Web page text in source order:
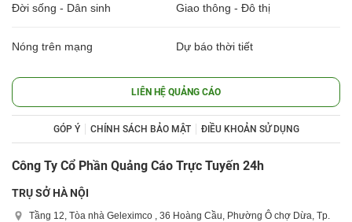
Đời sống - Dân sinh Giao thông - Đô thị
Nóng trên mạng Dự báo thời tiết
LIÊN HỆ QUẢNG CÁO
GÓP Ý CHÍNH SÁCH BẢO MẬT ĐIỀU KHOẢN SỬ DỤNG
Công Ty Cổ Phần Quảng Cáo Trực Tuyến 24h
TRỤ SỞ HÀ NỘI
Tầng 12, Tòa nhà Geleximco , 36 Hoàng Cầu, Phường Ô chợ Dừa, Tp.